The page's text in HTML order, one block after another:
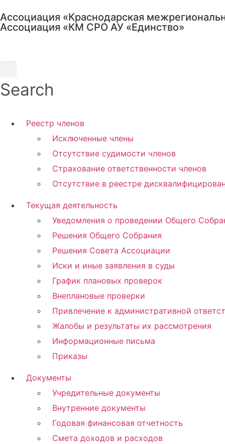
к
содержимому
Ассоциация «Краснодарская
Ассоциация «КМ СРО АУ «Единство»
Search
Реестр членов
Исключенные члены
Отсутствие судимости членов
Страхование ответственности членов
Отсутствие в реестре
Текущая деятельность
Уведомления о проведении Общего
Решения Общего Собрания
Решения Совета Ассоциации
Иски и иные заявления в суды
График плановых проверок
Внеплановые проверки
Привлечение к административной
Жалобы и результаты их рассмотрения
Информационные письма
Приказы
Документы
Учредительные документы
Внутренние документы
Годовая финансовая отчетность
Смета доходов и расходов